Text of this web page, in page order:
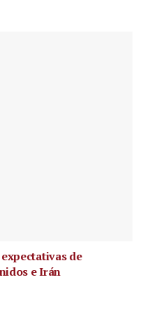
de
e Irán